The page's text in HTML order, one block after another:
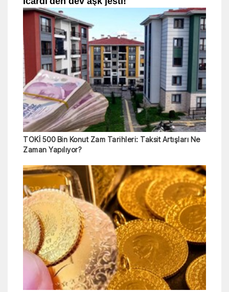
TOKİ 500 Bin Konut Zam Tarihleri: Taksit Artışları Ne
Zaman Yapılıyor?